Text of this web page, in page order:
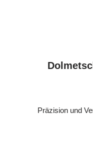
Präzision und